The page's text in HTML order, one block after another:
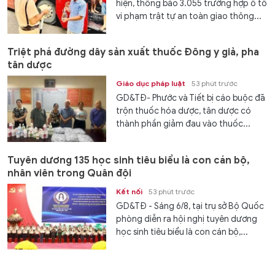
hiện, thông báo 3.055 trường hợp ô tô
vi phạm trật tự an toàn giao thông...
Triệt phá đường dây sản xuất thuốc Đông y giả, pha
tân dược
Giáo dục pháp luật 53 phút trước
GD&TĐ- Phước và Tiết bị cáo buộc đã
trộn thuốc hóa dược, tân dược có
thành phần giảm đau vào thuốc...
Tuyên dương 135 học sinh tiêu biểu là con cán bộ,
nhân viên trong Quân đội
Kết nối 53 phút trước
GD&TĐ - Sáng 6/8, tại trụ sở Bộ Quốc
phòng diễn ra hội nghị tuyên dương
học sinh tiêu biểu là con cán bộ,...